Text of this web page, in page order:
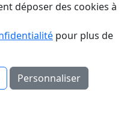
déposer des cookies à
pour plus de
Personnaliser